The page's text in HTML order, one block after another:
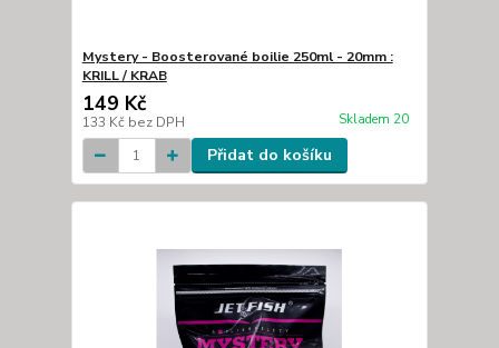
Mystery - Boosterované boilie 250ml - 20mm :
KRILL / KRAB
149 Kč
133 Kč bez DPH Skladem 20
Přidat do košíku